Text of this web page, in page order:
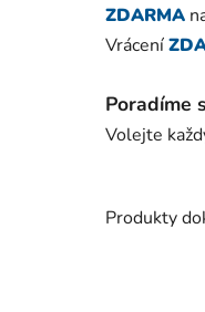
ZDARMA
Vrácení
Poradíme
Volejte
Produkty